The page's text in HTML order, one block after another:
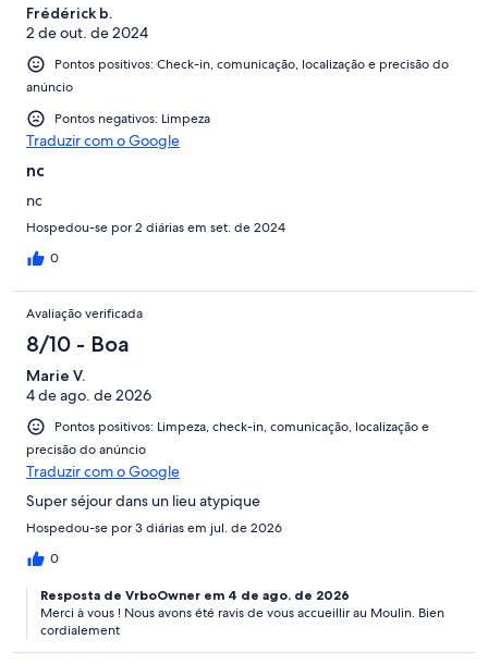
Frédérick b.
2 de out. de 2024
Pontos positivos: Check-in, comunicação, localização e precisão do
anúncio
Pontos negativos: Limpeza
Traduzir com o Google
nc
nc
Hospedou-se por 2 diárias em set. de 2024
0
Avaliação verificada
8/10 - Boa
Marie V.
4 de ago. de 2026
Pontos positivos: Limpeza, check-in, comunicação, localização e
precisão do anúncio
Traduzir com o Google
Super séjour dans un lieu atypique
Hospedou-se por 3 diárias em jul. de 2026
0
Resposta de VrboOwner em 4 de ago. de 2026
Merci à vous ! Nous avons été ravis de vous accueillir au Moulin. Bien
cordialement